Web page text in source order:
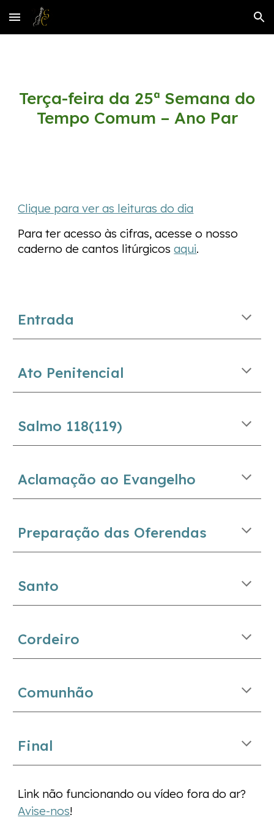
Skip to main content Skip to navigation
Terça-feira da 25ª Semana do
Tempo Comum – Ano Par
Clique para ver as leituras do dia
Para ter acesso às cifras, acesse o nosso
caderno de cantos litúrgicos aqui.
Entrada
Ato Penitencial
Salmo 118(119)
Aclamação ao Evangelho
Preparação das Oferendas
Santo
Cordeiro
Comunhão
Final
Link não funcionando ou vídeo fora do ar?
Avise-nos!